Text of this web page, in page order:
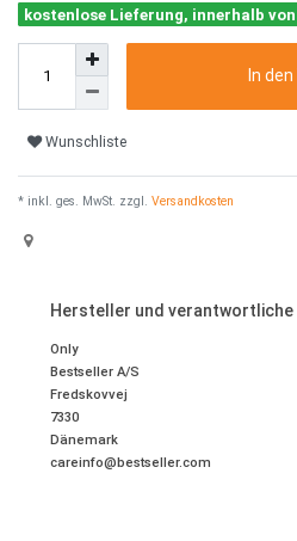
kostenlose Lieferung, innerhalb
In
Wunschliste
* inkl. ges. MwSt. zzgl. Versandkosten
Hersteller und verantwortliche
Only
Bestseller A/S
Fredskovvej
7330
Dänemark
careinfo@bestseller.com